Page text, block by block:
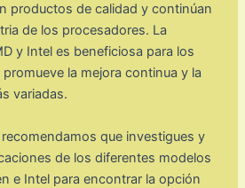
productos de calidad y continúan
de los procesadores. La
y Intel es beneficiosa para los
la mejora continua y la
variadas.
que investigues y
de los diferentes modelos
e Intel para encontrar la opción